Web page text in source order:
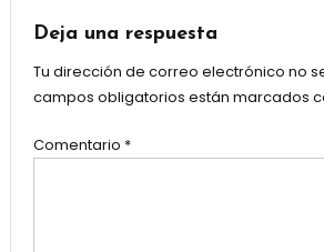
Deja una respuesta
Tu dirección de correo electrónico no
campos obligatorios están marcados
Comentario *